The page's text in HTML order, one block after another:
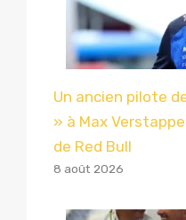
Un ancien pilote
» à Max
de Red Bull
8 août 2026